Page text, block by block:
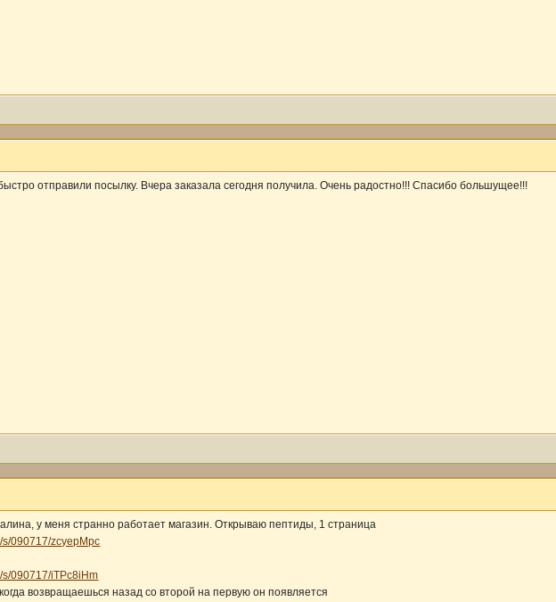
отправили посылку. Вчера заказала сегодня получила. Очень радостно!!! Спасибо большущее!!!
у меня странно работает магазин. Открываю пептиды, 1 страница
s/090717/zcyepMpc
s/090717/iTPc8iHm
возвращаешься назад со второй на первую он появляется